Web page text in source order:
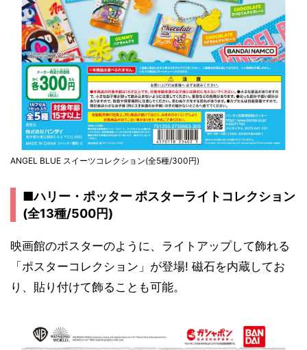
ANGEL BLUE スイーツコレクション(全5種/300円)
■ハリー・ポッター ポスターライトコレクション
(全13種/500円)
映画館のポスターのように、ライトアップして飾れる
「ポスターコレクション」が登場! 磁石を内蔵してお
り、貼り付けて飾ることも可能。